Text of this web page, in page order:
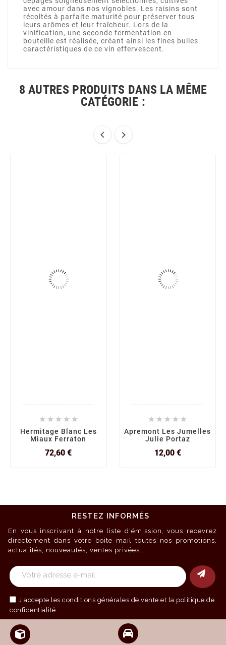
avec amour dans nos vignobles. Les raisins sont
récoltés à parfaite maturité pour préserver tous
leurs arômes et leur fraîcheur. Lors de la
vinification, une seconde fermentation en
bouteille est réalisée, créant ainsi les fines bulles
caractéristiques de ce vin effervescent.
8 AUTRES PRODUITS DANS LA MÊME
CATÉGORIE :
 
    
Hermitage Blanc Les
Miaux Ferraton
72,60 €Prix
    
Apremont Les Jumelles
Julie Portaz
12,00 €Prix
RESTEZ INFORMÉS
En vous inscrivant à notre liste d'émission, vous recevrez
directement dans votre boite mail toutes nos promotions,
actualités, nouveautés, ventes privées...
J'accepte les conditions générales de vente et la politique de
confidentialité